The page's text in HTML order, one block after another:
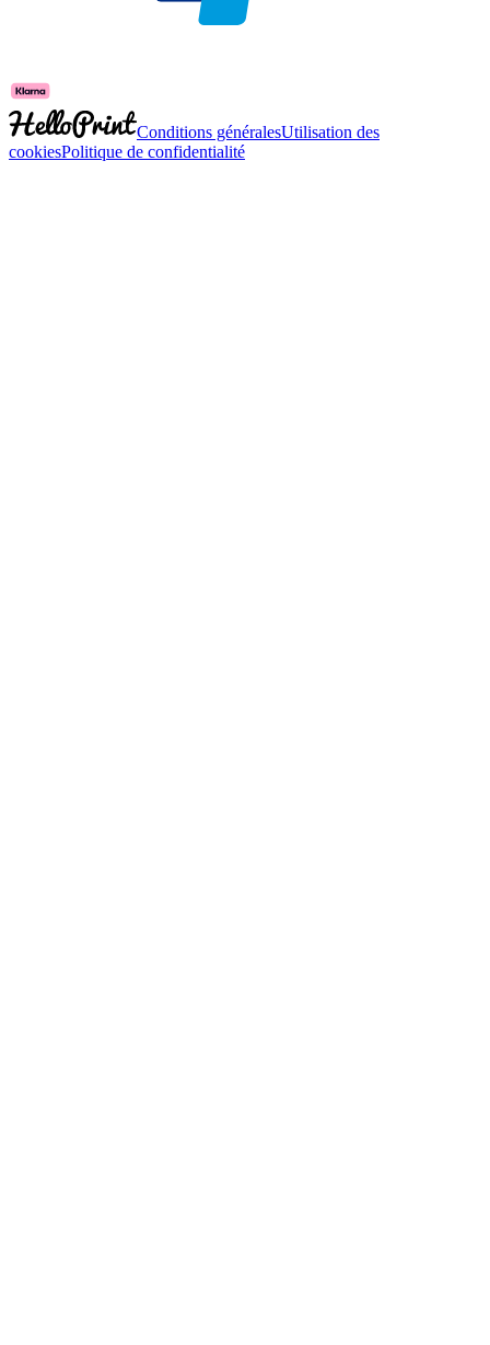
Conditions généralesUtilisation des
cookiesPolitique de confidentialité